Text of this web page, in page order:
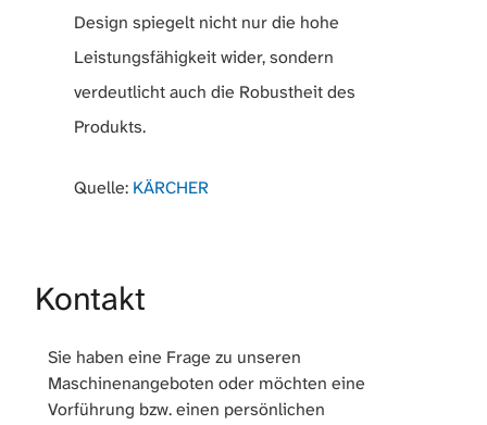
Design spiegelt nicht nur die hohe
Leistungsfähigkeit wider, sondern
verdeutlicht auch die Robustheit des
Produkts.
Quelle: KÄRCHER
Kontakt
Sie haben eine Frage zu unseren
Maschinenangeboten oder möchten eine
Vorführung bzw. einen persönlichen